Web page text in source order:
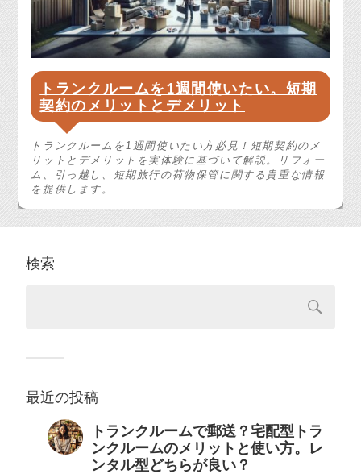
トランクルームを1週間使いたい。短期
契約のメリットとデメリット
トランクルームを1週間使いたい方必見！短期契約のメ
リットとデメリットを実体験に基づいて解説。リフォー
ム、引っ越し、短期旅行の荷物保管に関する貴重な情報
を提供します。
検索
最近の投稿
トランクルームで郵送？宅配型トラ
ンクルームのメリットと使い方。レ
ンタル型どちらが良い？